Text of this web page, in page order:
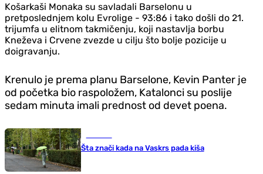
Košarkaši Monaka su savladali Barselonu u
pretposlednjem kolu Evrolige - 93:86 i tako došli do 21.
trijumfa u elitnom takmičenju, koji nastavlja borbu
Kneževa i Crvene zvezde u cilju što bolje pozicije u
doigravanju.
Krenulo je prema planu Barselone, Kevin Panter je
od početka bio raspoložem, Katalonci su poslije
sedam minuta imali prednost od devet poena.
Šta znači kada na Vaskrs pada kiša